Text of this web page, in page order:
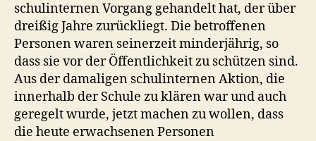
schulinternen Vorgang gehandelt hat, der über
dreißig Jahre zurückliegt. Die betroffenen
Personen waren seinerzeit minderjährig, so
dass sie vor der Öffentlichkeit zu schützen sind.
Aus der damaligen schulinternen Aktion, die
innerhalb der Schule zu klären war und auch
geregelt wurde, jetzt machen zu wollen, dass
die heute erwachsenen Personen